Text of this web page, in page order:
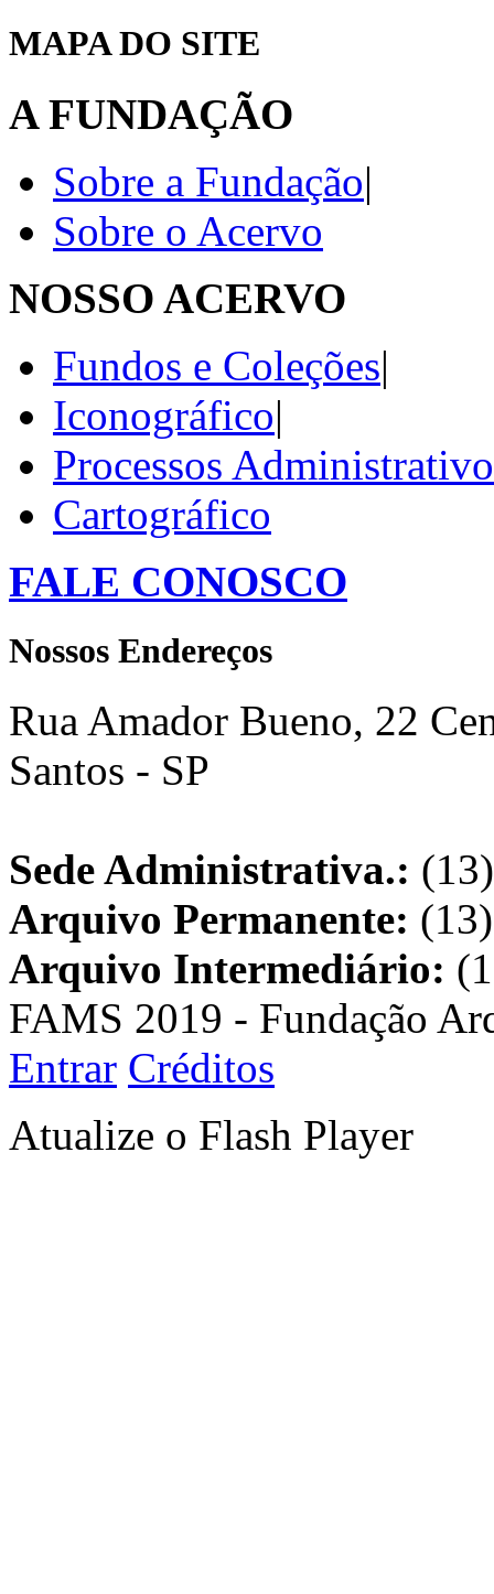
MAPA DO SITE
A FUNDAÇÃO
Sobre a Fundação|
Sobre o Acervo
NOSSO ACERVO
Fundos e Coleções|
Iconográfico|
Processos
Cartográfico
FALE CONOSCO
Nossos Endereços
Rua Amador Bueno, 22
Santos - SP
Sede Administrativa.:
Arquivo Permanente:
Arquivo Intermediário:
FAMS 2019 - Fundação
Entrar Créditos
Atualize o Flash Player